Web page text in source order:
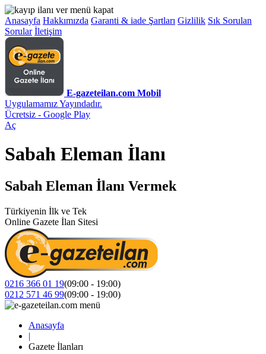
Anasayfa Hakkımızda Garanti & iade Şartları Gizlilik Sık Sorulan
Sorular İletişim
E-gazeteilan.com Mobil
Uygulamamız Yayındadır.
Ücretsiz - Google Play
Aç
Sabah Eleman İlanı
Sabah Eleman İlanı Vermek
Türkiyenin İlk ve Tek
Online Gazete İlan Sitesi
0216 366 01 19(09:00 - 19:00)
0212 571 46 99(09:00 - 19:00)
Anasayfa
|
Gazete İlanları